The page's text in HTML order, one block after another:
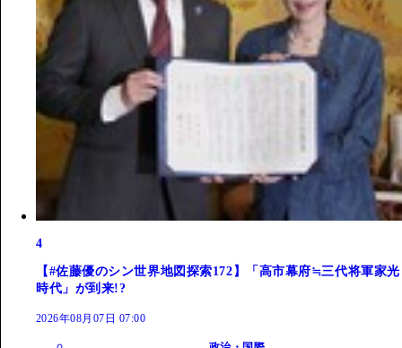
4
【#佐藤優のシン世界地図探索172】「高市幕府≒三代将軍家光
時代」が到来!?
2026年08月07日 07:00